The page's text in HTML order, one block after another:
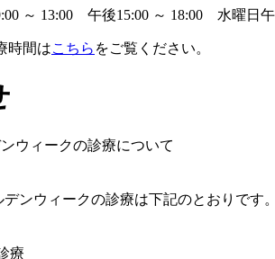
時間はこちら をご覧ください。
ウィークの診療について
ンウィークの診療は下記のとおりです
療